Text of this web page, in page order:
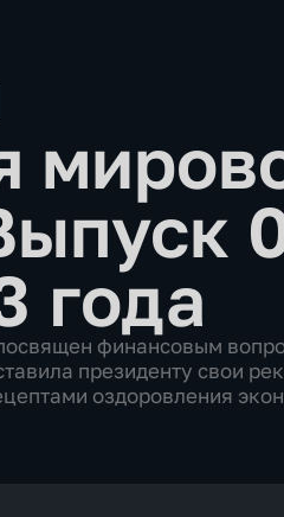
года
финансовым
президенту свои
оздоровления